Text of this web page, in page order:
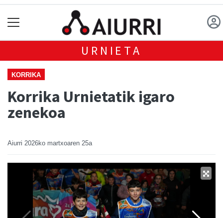
URNIETA
KORRIKA
Korrika Urnietatik igaro
zenekoa
Aiurri 2026ko martxoaren 25a